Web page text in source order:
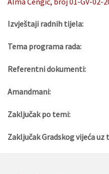
Izvještaji radnih tijela:
Tema programa rada:
Referentni dokumenti:
Amandmani:
Zaključak po temi:
Zaključak Gradskog vijeća uz